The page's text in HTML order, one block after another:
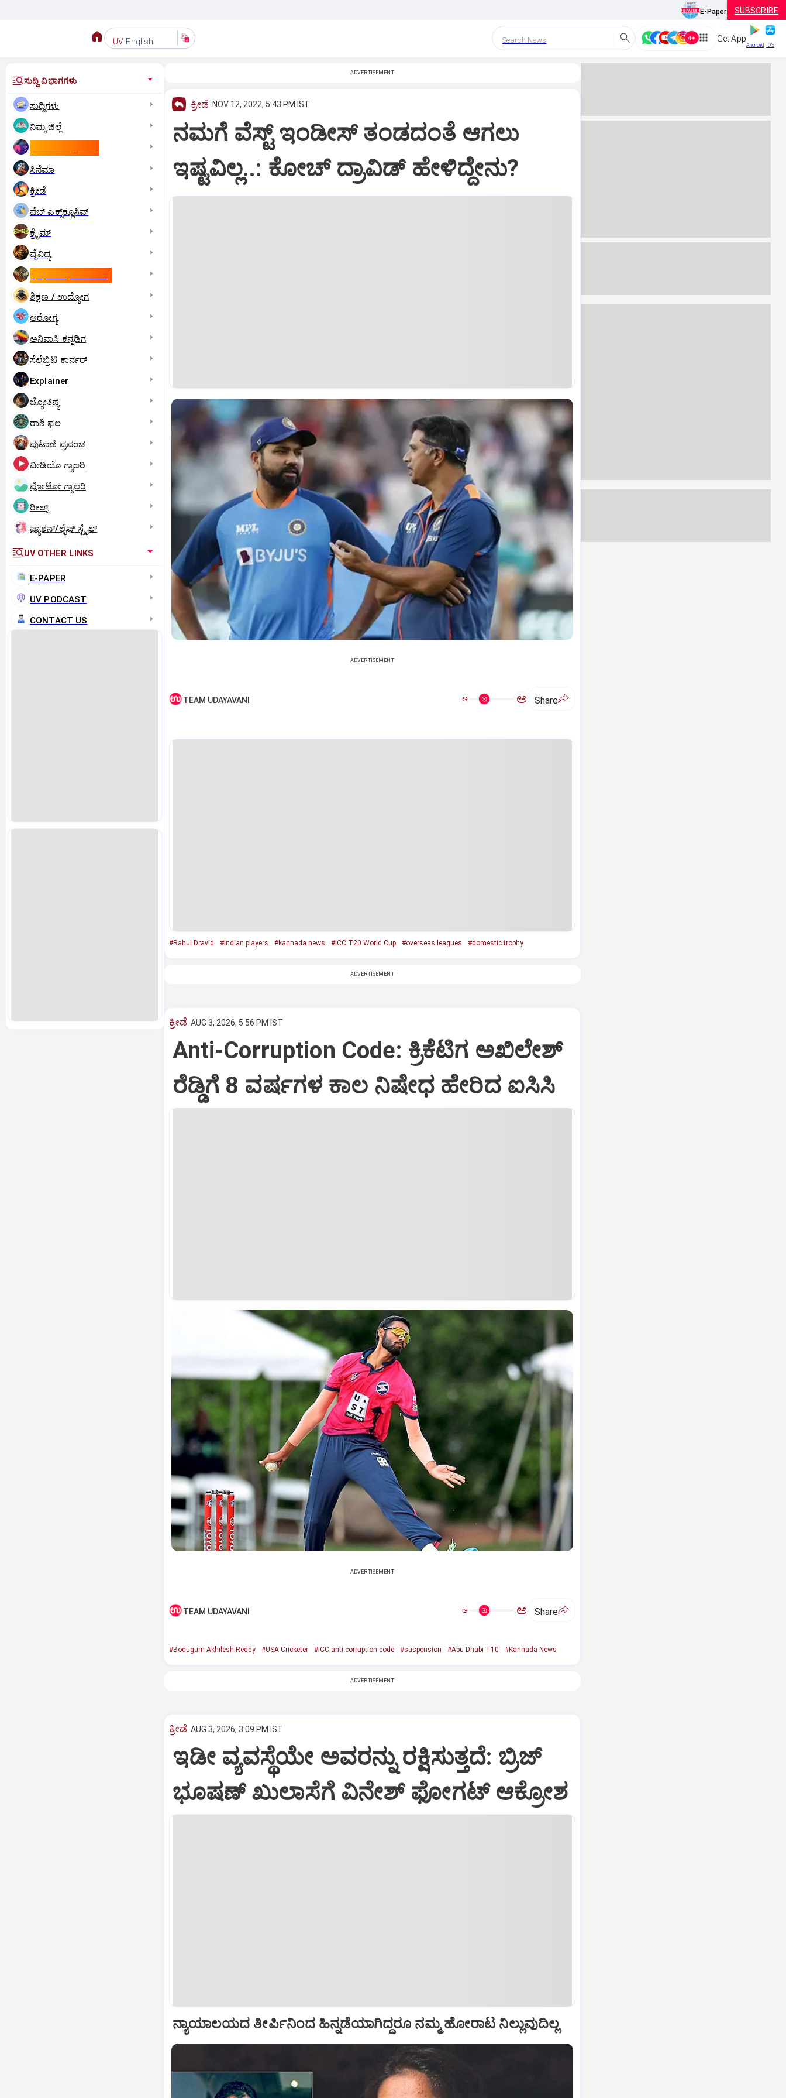
E-Paper SUBSCRIBE
UV English Search News Get App
Android iOS
ಸುದ್ದಿ ವಿಭಾಗಗಳು
ಸುದ್ದಿಗಳು
ನಿಮ್ಮ ಜಿಲ್ಲೆ
ಸಿನೆಮಾ
ಕ್ರೀಡೆ
ವೆಬ್ ಎಕ್ಸ್‌ಕ್ಲೂಸಿವ್
ಕ್ರೈಮ್
ವೈವಿಧ್ಯ
ಶಿಕ್ಷಣ / ಉದ್ಯೋಗ
ಆರೋಗ್ಯ
ಅನಿವಾಸಿ ಕನ್ನಡಿಗ
ಸೆಲೆಬ್ರಿಟಿ ಕಾರ್ನರ್‌
Explainer
ಜ್ಯೋತಿಷ್ಯ
ರಾಶಿ ಫಲ
ಪುಟಾಣಿ ಪ್ರಪಂಚ
ವೀಡಿಯೊ ಗ್ಯಾಲರಿ
ಫೋಟೋ ಗ್ಯಾಲರಿ
ರೀಲ್ಸ್
ಫ್ಯಾಶನ್/ಲೈಫ್‌ ಸ್ಟೈಲ್
UV OTHER LINKS
E-PAPER
UV PODCAST
CONTACT US
ADVERTISEMENT
ಕ್ರೀಡೆ NOV 12, 2022, 5:43 PM IST
ನಮಗೆ ವೆಸ್ಟ್ ಇಂಡೀಸ್ ತಂಡದಂತೆ ಆಗಲು
ಇಷ್ಟವಿಲ್ಲ..: ಕೋಚ್ ದ್ರಾವಿಡ್ ಹೇಳಿದ್ದೇನು?
ADVERTISEMENT
TEAM UDAYAVANI ಅ ಅ Share
#Rahul Dravid #Indian players #kannada news #ICC T20 World Cup #overseas leagues #domestic trophy
ADVERTISEMENT
ಕ್ರೀಡೆ AUG 3, 2026, 5:56 PM IST
Anti-Corruption Code: ಕ್ರಿಕೆಟಿಗ ಅಖಿಲೇಶ್‌
ರೆಡ್ಡಿಗೆ 8 ವರ್ಷಗಳ ಕಾಲ ನಿಷೇಧ ಹೇರಿದ ಐಸಿಸಿ
ADVERTISEMENT
TEAM UDAYAVANI ಅ ಅ Share
#Bodugum Akhilesh Reddy #USA Cricketer #ICC anti-corruption code #suspension #Abu Dhabi T10 #Kannada News
ADVERTISEMENT
ಕ್ರೀಡೆ AUG 3, 2026, 3:09 PM IST
ಇಡೀ ವ್ಯವಸ್ಥೆಯೇ ಅವರನ್ನು ರಕ್ಷಿಸುತ್ತದೆ: ಬ್ರಿಜ್
ಭೂಷಣ್ ಖುಲಾಸೆಗೆ ವಿನೇಶ್ ಫೋಗಟ್ ಆಕ್ರೋಶ
ನ್ಯಾಯಾಲಯದ ತೀರ್ಪಿನಿಂದ ಹಿನ್ನಡೆಯಾಗಿದ್ದರೂ ನಮ್ಮ ಹೋರಾಟ ನಿಲ್ಲುವುದಿಲ್ಲ